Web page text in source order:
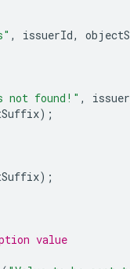
, issuerId,
not found!" ,
);
);
value